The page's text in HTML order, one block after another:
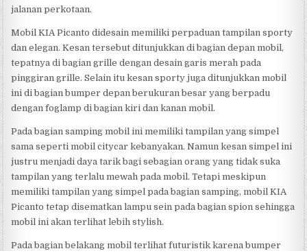
jalanan perkotaan.
Mobil KIA Picanto didesain memiliki perpaduan tampilan sporty
dan elegan. Kesan tersebut ditunjukkan di bagian depan mobil,
tepatnya di bagian grille dengan desain garis merah pada
pinggiran grille. Selain itu kesan sporty juga ditunjukkan mobil
ini di bagian bumper depan berukuran besar yang berpadu
dengan foglamp di bagian kiri dan kanan mobil.
Pada bagian samping mobil ini memiliki tampilan yang simpel
sama seperti mobil citycar kebanyakan. Namun kesan simpel ini
justru menjadi daya tarik bagi sebagian orang yang tidak suka
tampilan yang terlalu mewah pada mobil. Tetapi meskipun
memiliki tampilan yang simpel pada bagian samping, mobil KIA
Picanto tetap disematkan lampu sein pada bagian spion sehingga
mobil ini akan terlihat lebih stylish.
Pada bagian belakang mobil terlihat futuristik karena bumper